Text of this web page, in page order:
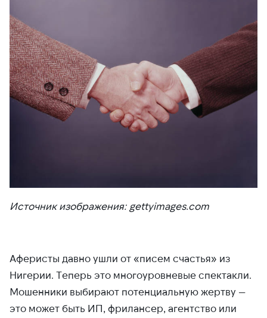
Источник изображения: gettyimages.com
Аферисты давно ушли от «писем счастья» из
Нигерии. Теперь это многоуровневые спектакли.
Мошенники выбирают потенциальную жертву —
это может быть ИП, фрилансер, агентство или